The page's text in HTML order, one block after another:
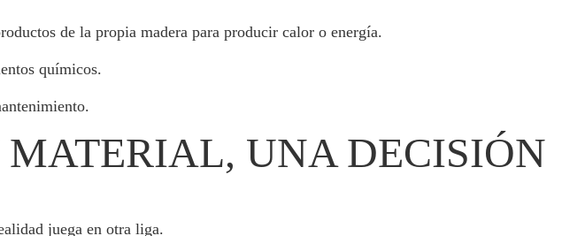
de la propia madera para producir calor o energía.
químicos.
UNA DECISIÓN
juega en otra liga.